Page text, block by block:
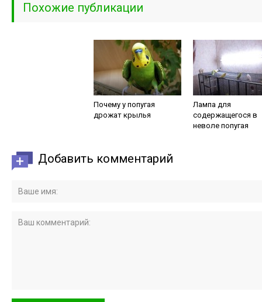
Похожие публикации
Почему у попугая
дрожат крылья
Лампа для
содержащегося в
неволе попугая
Добавить комментарий